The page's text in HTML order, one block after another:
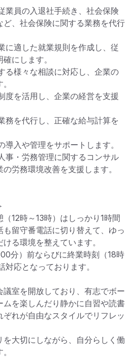
員の入退社手続き、社会保険
ど、社会保険に関する業務を代行
適した就業規則を作成し、従
にします。
る様々な相談に対応し、企業の
を活用し、企業の経営を支援
を代行し、正確な給与計算を
入や管理をサポートします。
事・労務管理に関するコンサル
労務環境改善を支援します。﻿
12時～13時）はしっかり1時間
留守番電話に切り替えて、ゆっ
る環境を整えています。
分）前ならびに終業時刻（18時
応となっております。
議室を開放しており、有志でボー
ムを楽しんだり静かに自習や読書
れが自由なスタイルでリフレッ
大切にしながら、自分らしく働